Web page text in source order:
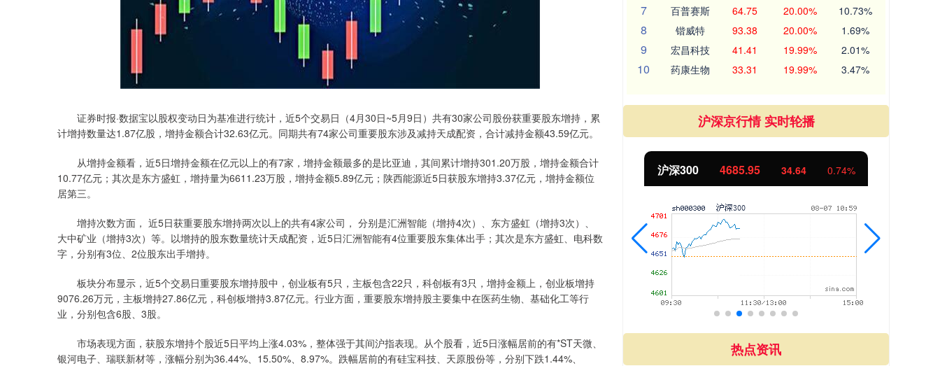
证券时报·数据宝以股权变动日为基准进行统计，近5个交易日（4月30日~5月9日）共有30家公司股份获重要股东增持，累
计增持数量达1.87亿股，增持金额合计32.63亿元。同期共有74家公司重要股东涉及减持天成配资，合计减持金额43.59亿元。
从增持金额看，近5日增持金额在亿元以上的有7家，增持金额最多的是比亚迪，其间累计增持301.20万股，增持金额合计
10.77亿元；其次是东方盛虹，增持量为6611.23万股，增持金额5.89亿元；陕西能源近5日获股东增持3.37亿元，增持金额位
居第三。
增持次数方面， 近5日获重要股东增持两次以上的共有4家公司， 分别是汇洲智能（增持4次）、东方盛虹（增持3次）、
大中矿业（增持3次）等。以增持的股东数量统计天成配资，近5日汇洲智能有4位重要股东集体出手；其次是东方盛虹、电科数
字，分别有3位、2位股东出手增持。
板块分布显示，近5个交易日重要股东增持股中，创业板有5只，主板包含22只，科创板有3只，增持金额上，创业板增持
9076.26万元，主板增持27.86亿元，科创板增持3.87亿元。行业方面，重要股东增持股主要集中在医药生物、基础化工等行
业，分别包含6股、3股。
市场表现方面，获股东增持个股近5日平均上涨4.03%，整体强于其间沪指表现。从个股看，近5日涨幅居前的有*ST天微、
银河电子、瑞联新材等，涨幅分别为36.44%、15.50%、8.97%。跌幅居前的有硅宝科技、天原股份等，分别下跌1.44%、
7 百普赛斯 64.75 20.00% 10.73%
8 锴威特 93.38 20.00% 1.69%
9 宏昌科技 41.41 19.99% 2.01%
10 药康生物 33.31 19.99% 3.47%
沪深京行情 实时轮播
深证成指 14263.95 153.83 1.09% 沪深300 4685.95 34.64 0.74% 北证50 1122.02 -0.86 -0.08%
热点资讯